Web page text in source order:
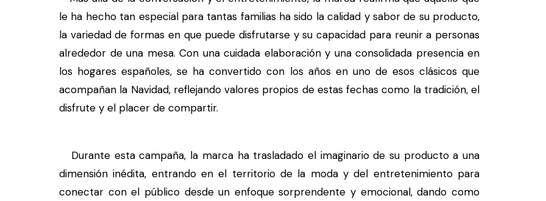
le ha hecho tan especial para tantas familias ha sido la calidad y sabor de su producto,
la variedad de formas en que puede disfrutarse y su capacidad para reunir a personas
alrededor de una mesa. Con una cuidada elaboración y una consolidada presencia en
los hogares españoles, se ha convertido con los años en uno de esos clásicos que
acompañan la Navidad, reflejando valores propios de estas fechas como la tradición, el
disfrute y el placer de compartir.
Durante esta campaña, la marca ha trasladado el imaginario de su producto a una
dimensión inédita, entrando en el territorio de la moda y del entretenimiento para
conectar con el público desde un enfoque sorprendente y emocional, dando como